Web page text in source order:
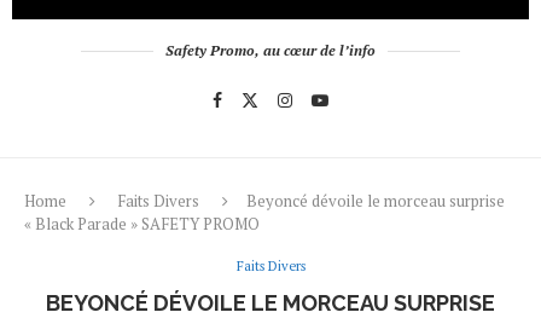
Safety Promo, au cœur de l’info
Home Faits Divers
Beyoncé dévoile le morceau surprise
« Black Parade » SAFETY PROMO
Faits Divers
BEYONCÉ DÉVOILE LE MORCEAU SURPRISE